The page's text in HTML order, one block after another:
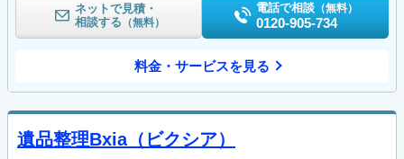
ネットで見積・
相談する （無料）
電話で相談 （無料）
0120-905-734
料金・サービスを見る
遺品整理Bxia（ビクシア）